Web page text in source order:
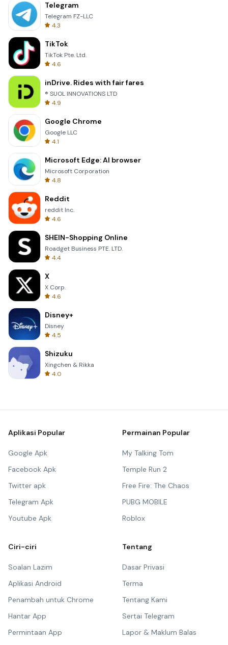
Telegram
Telegram FZ-LLC
4.3
TikTok
TikTok Pte. Ltd.
4.6
inDrive. Rides with fair fares
® SUOL INNOVATIONS LTD
4.9
Google Chrome
Google LLC
4.1
Microsoft Edge: AI browser
Microsoft Corporation
4.8
Reddit
reddit Inc.
4.6
SHEIN-Shopping Online
Roadget Business PTE. LTD.
4.4
X
X Corp.
4.6
Disney+
Disney
4.5
Shizuku
Xingchen & Rikka
4.0
Aplikasi Popular
Google Apk
Facebook Apk
Twitter apk
Telegram Apk
Youtube Apk
Permainan Popular
My Talking Tom
Temple Run 2
Free Fire: The Chaos
PUBG MOBILE
Roblox
Ciri-ciri
Soalan Lazim
Aplikasi Android
Penambah untuk Chrome
Hantar App
Permintaan App
Tentang
Dasar Privasi
Terma
Tentang Kami
Sertai Telegram
Lapor & Maklum Balas